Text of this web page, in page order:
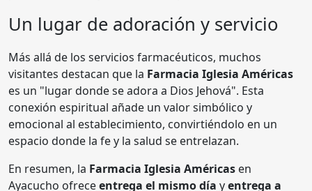
Un lugar de adoración y servicio
Más allá de los servicios farmacéuticos, muchos
visitantes destacan que la Farmacia Iglesia Américas
es un "lugar donde se adora a Dios Jehová". Esta
conexión espiritual añade un valor simbólico y
emocional al establecimiento, convirtiéndolo en un
espacio donde la fe y la salud se entrelazan.
En resumen, la Farmacia Iglesia Américas en
Ayacucho ofreceentrega el mismo día yentrega a